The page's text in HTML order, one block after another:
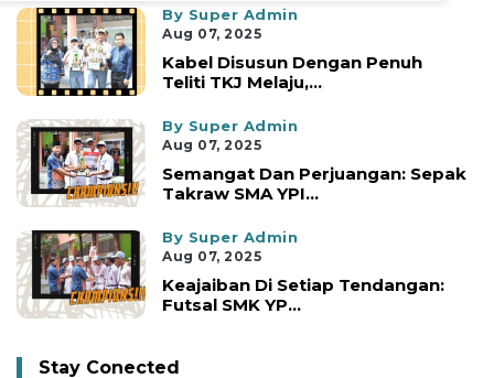
By Super Admin
Aug 07, 2025
Kabel Disusun Dengan Penuh
Teliti TKJ Melaju,...
By Super Admin
Aug 07, 2025
Semangat Dan Perjuangan: Sepak
Takraw SMA YPI...
By Super Admin
Aug 07, 2025
Keajaiban Di Setiap Tendangan:
Futsal SMK YP...
Stay Conected